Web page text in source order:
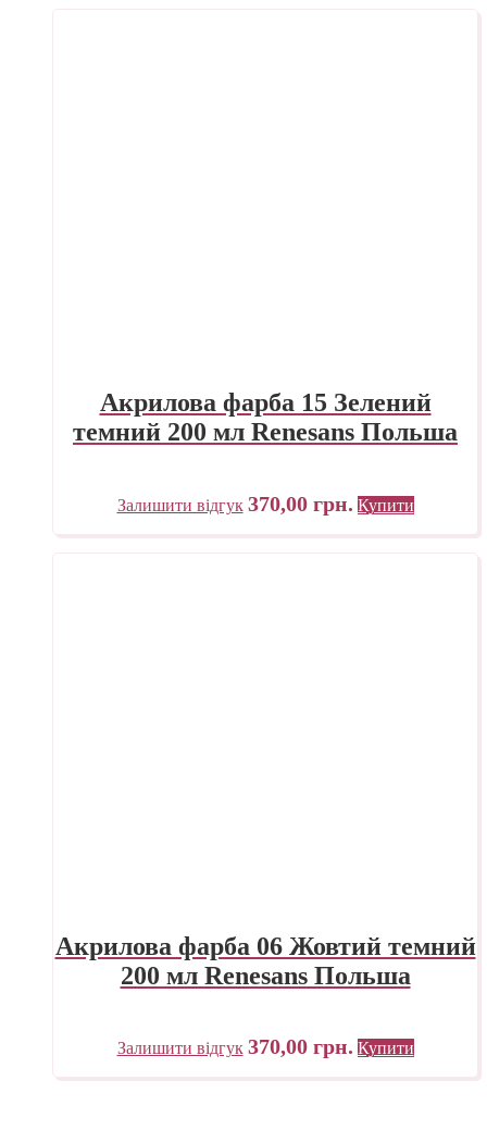
Акрилова фарба 15 Зелений
темний 200 мл Renesans Польша
Залишити відгук 370,00 грн. Купити
Акрилова фарба 06 Жовтий темний
200 мл Renesans Польша
Залишити відгук 370,00 грн. Купити